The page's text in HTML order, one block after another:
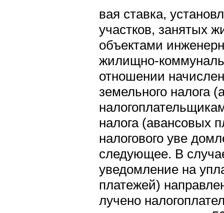
вая ставка,
участков, занятых
объектами
жилищно-
отношении
земельного налога
налога (авансовых
налогового уве
следующее. В
уведомление на
платежей)
лучено